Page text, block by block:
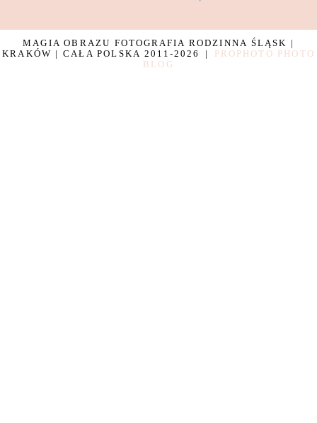
MAGIA OBRAZU FOTOGRAFIA RODZINNA ŚLĄSK |
KRAKÓW | CAŁA POLSKA 2011-2026
|
PROPHOTO PHOTO
BLOG